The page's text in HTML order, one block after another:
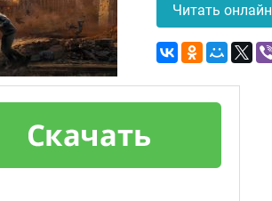
Читать онлайн